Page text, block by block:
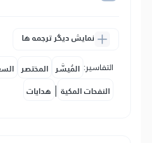
نمایش دیگر ترجمه ها
التفاسير: المُيسَّر المختصر
النفحات المكية | هدايات